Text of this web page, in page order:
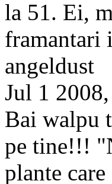
la 51. Ei,
framantari
angeldust
Jul 1
Bai walpu
pe tine!!!
plante